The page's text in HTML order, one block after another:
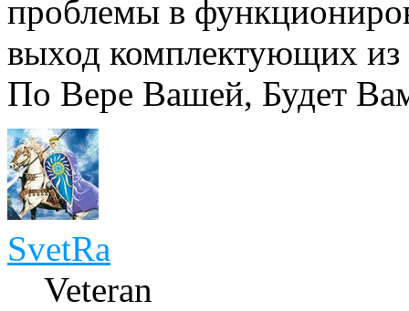
проблемы в
выход комплектующих из
По Вере Вашей, Будет
SvetRa
Veteran